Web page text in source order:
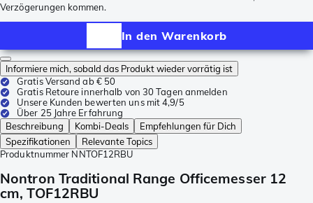
Verzögerungen kommen.
In den Warenkorb
Informiere mich, sobald das Produkt wieder vorrätig ist
Gratis Versand ab € 50
Gratis Retoure innerhalb von 30 Tagen anmelden
Unsere Kunden bewerten uns mit 4,9/5
Über 25 Jahre Erfahrung
Beschreibung
Kombi-Deals
Empfehlungen für Dich
Spezifikationen
Relevante Topics
Produktnummer NNTOF12RBU
Nontron Traditional Range Officemesser 12
cm, TOF12RBU